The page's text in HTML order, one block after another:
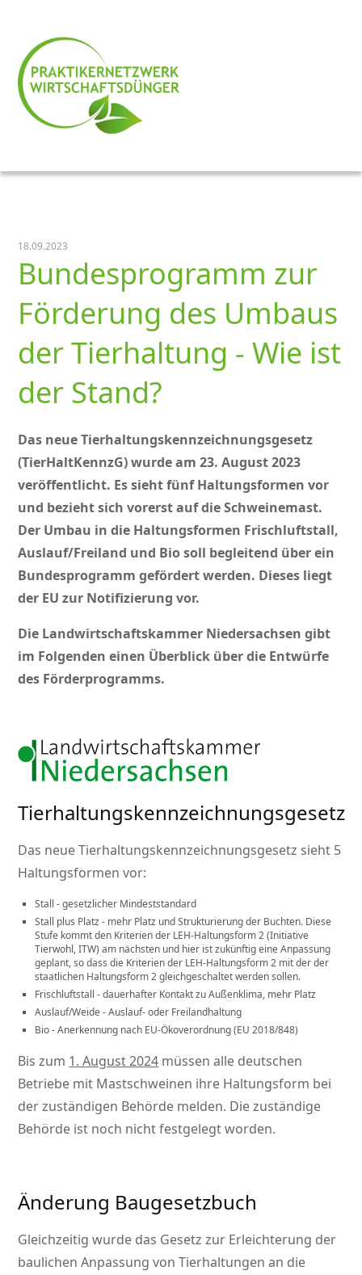
18.09.2023
Bundesprogramm zur
Förderung des Umbaus
der Tierhaltung - Wie ist
der Stand?
Das neue Tierhaltungskennzeichnungsgesetz
(TierHaltKennzG) wurde am 23. August 2023
veröffentlicht. Es sieht fünf Haltungsformen vor
und bezieht sich vorerst auf die Schweinemast.
Der Umbau in die Haltungsformen Frischluftstall,
Auslauf/Freiland und Bio soll begleitend über ein
Bundesprogramm gefördert werden. Dieses liegt
der EU zur Notifizierung vor.
Die Landwirtschaftskammer Niedersachsen gibt
im Folgenden einen Überblick über die Entwürfe
des Förderprogramms.
Tierhaltungskennzeichnungsgesetz
Das neue Tierhaltungskennzeichnungsgesetz sieht 5
Haltungsformen vor:
Stall - gesetzlicher Mindeststandard
Stall plus Platz - mehr Platz und Strukturierung der Buchten. Diese
Stufe kommt den Kriterien der LEH-Haltungsform 2 (Initiative
Tierwohl, ITW) am nächsten und hier ist zukünftig eine Anpassung
geplant, so dass die Kriterien der LEH-Haltungsform 2 mit der der
staatlichen Haltungsform 2 gleichgeschaltet werden sollen.
Frischluftstall - dauerhafter Kontakt zu Außenklima, mehr Platz
Auslauf/Weide - Auslauf- oder Freilandhaltung
Bio - Anerkennung nach EU-Ökoverordnung (EU 2018/848)
Bis zum 1. August 2024 müssen alle deutschen
Betriebe mit Mastschweinen ihre Haltungsform bei
der zuständigen Behörde melden. Die zuständige
Behörde ist noch nicht festgelegt worden.
Änderung Baugesetzbuch
Gleichzeitig wurde das Gesetz zur Erleichterung der
baulichen Anpassung von Tierhaltungen an die